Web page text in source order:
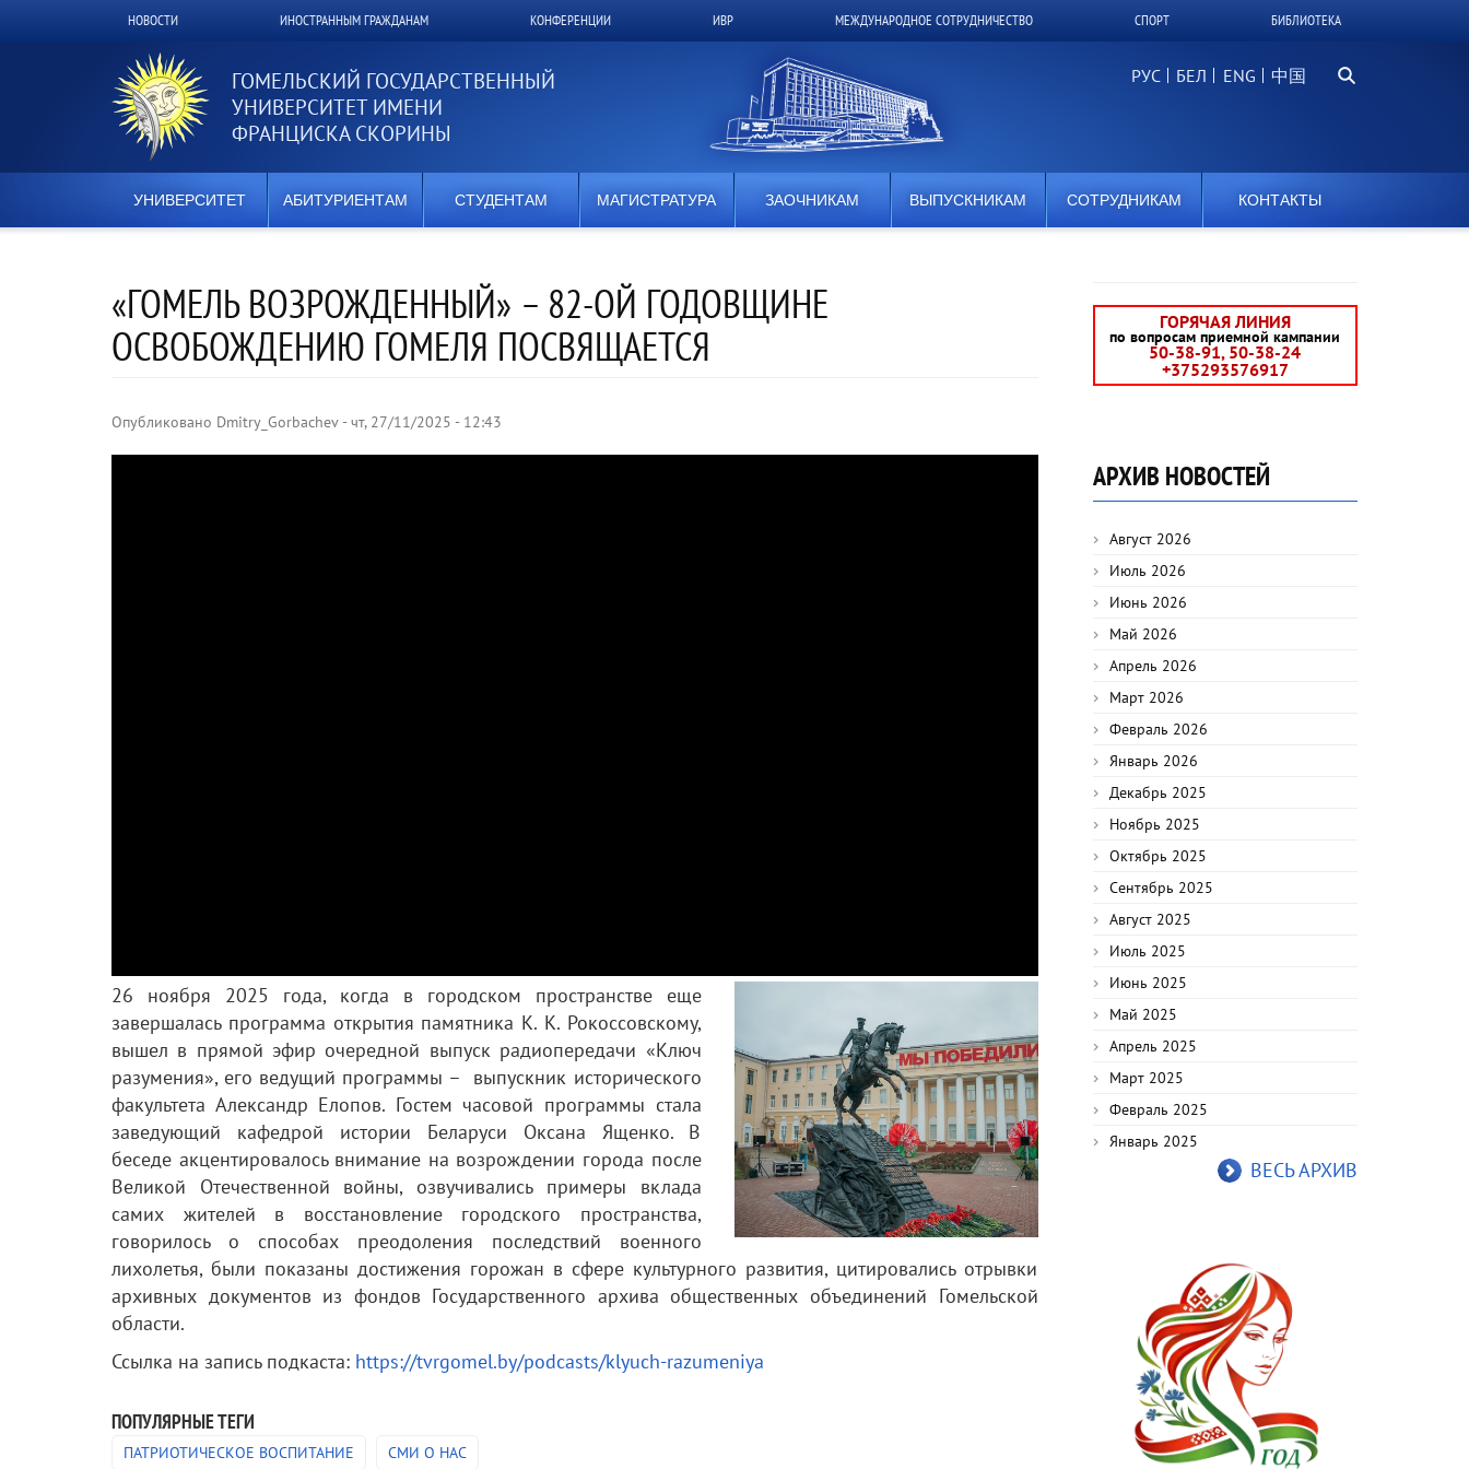
Верхнее
меню
НОВОСТИ ИНОСТРАННЫМ ГРАЖДАНАМ КОНФЕРЕНЦИИ ИВР МЕЖДУНАРОДНОЕ СОТРУДНИЧЕСТВО СПОРТ БИБЛИОТЕКА
ГОМЕЛЬСКИЙ ГОСУДАРСТВЕННЫЙ
УНИВЕРСИТЕТ ИМЕНИ
ФРАНЦИСКА СКОРИНЫ
РУС БЕЛ 中国 Поиск...
УНИВЕРСИТЕТ АБИТУРИЕНТАМ СТУДЕНТАМ МАГИСТРАТУРА ЗАОЧНИКАМ ВЫПУСКНИКАМ СОТРУДНИКАМ КОНТАКТЫ
«ГОМЕЛЬ ВОЗРОЖДЕННЫЙ» – 82-ОЙ ГОДОВЩИНЕ
ОСВОБОЖДЕНИЮ ГОМЕЛЯ ПОСВЯЩАЕТСЯ
Опубликовано Dmitry_Gorbachev-чт, 27/11/2025 - 12:43
26 ноября 2025 года, когда в городском пространстве еще
завершалась программа открытия памятника К. К. Рокоссовскому,
вышел в прямой эфир очередной выпуск радиопередачи «Ключ
разумения», его ведущий программы – выпускник исторического
факультета Александр Елопов. Гостем часовой программы стала
заведующий кафедрой истории Беларуси Оксана Ященко. В
беседе акцентировалось внимание на возрождении города после
Великой Отечественной войны, озвучивались примеры вклада
самих жителей в восстановление городского пространства,
говорилось о способах преодоления последствий военного
лихолетья, были показаны достижения горожан в сфере культурного развития, цитировались отрывки
архивных документов из фондов Государственного архива общественных объединений Гомельской
области.
Ссылка на запись подкаста: https://tvrgomel.by/podcasts/klyuch-razumeniya
ПОПУЛЯРНЫЕ ТЕГИ
ПАТРИОТИЧЕСКОЕ ВОСПИТАНИЕ СМИ О НАС
ГОРЯЧАЯ ЛИНИЯ
по вопросам приемной кампании
50-38-91, 50-38-24
+375293576917
АРХИВ НОВОСТЕЙ
Август 2026
Июль 2026
Июнь 2026
Май 2026
Апрель 2026
Март 2026
Февраль 2026
Январь 2026
Декабрь 2025
Ноябрь 2025
Октябрь 2025
Сентябрь 2025
Август 2025
Июль 2025
Июнь 2025
Май 2025
Апрель 2025
Март 2025
Февраль 2025
Январь 2025
ВЕСЬ АРХИВ